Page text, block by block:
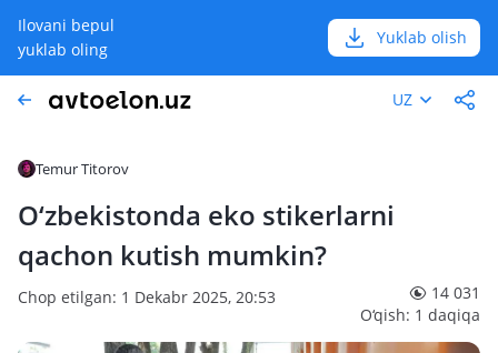
Ilovani bepul
yuklab oling
Yuklab olish
UZ
Temur Titorov
O‘zbekistonda eko stikerlarni
qachon kutish mumkin?
Chop etilgan: 1 Dekabr 2025, 20:53
14 031
O‘qish: 1 daqiqa